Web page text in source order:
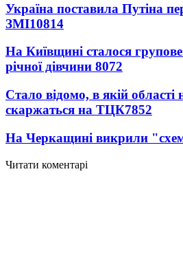
Україна поставила Путіна
ЗМІ10814
На Київщині сталося
річної дівчини 8072
Стало відомо, в якій області
скаржаться на ТЦК7852
На Черкащині викрили
Читати коментарі